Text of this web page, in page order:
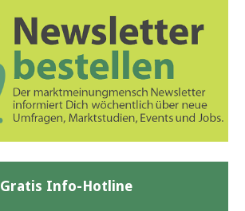
Gratis Info-Hotline